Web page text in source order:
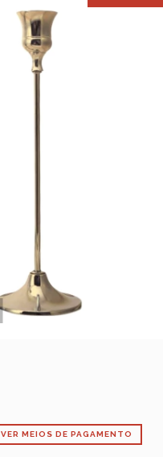
VER MEIOS DE PAGAMENTO